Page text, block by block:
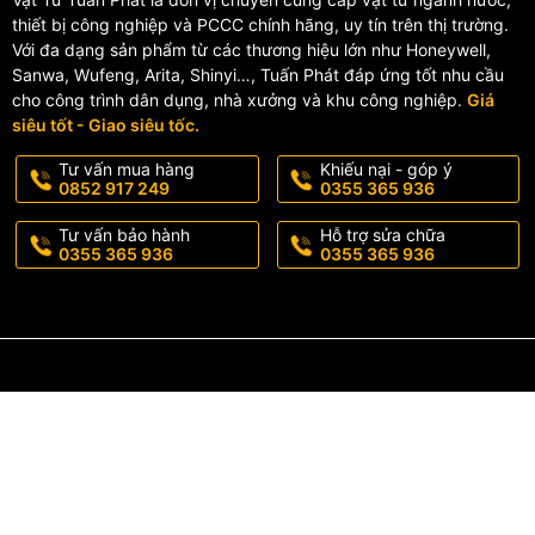
✔️ Dễ lắp đặt – kết nối ren tiêu
Phù hợp với nhiều hệ thống ống nước dân dụng hiện nay.
✔️ Thương hiệu uy tín
Sản phẩm của Minh Hòa đạt tiêu chuẩn quốc tế, được sử dụng
5. Ứng Dụng Thực Tế
thiết bị công nghiệp và PCCC chính hãng, uy tín trên thị trường.
Với đa dạng sản phẩm từ các thương hiệu lớn như Honeywell,
Sanwa, Wufeng, Arita, Shinyi…, Tuấn Phát đáp ứng tốt nhu cầu
cho công trình dân dụng, nhà xưởng và khu công nghiệp. Giá
siêu tốt - Giao siêu tốc.
Tư vấn mua hàng
0852 917 249
Khiếu nại - góp ý
0355 365 936
Tư vấn bảo hành
0355 365 936
Hỗ trợ sửa chữa
0355 365 936